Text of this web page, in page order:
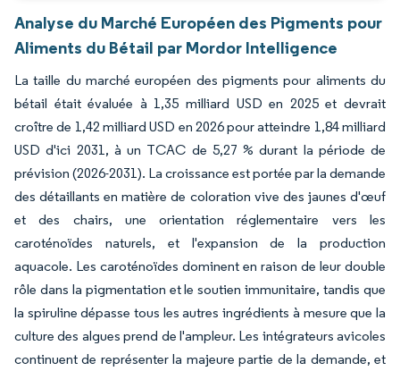
Analyse du Marché Européen des Pigments pour
Aliments du Bétail par Mordor Intelligence
La taille du marché européen des pigments pour aliments du
bétail était évaluée à 1,35 milliard USD en 2025 et devrait
croître de 1,42 milliard USD en 2026 pour atteindre 1,84 milliard
USD d'ici 2031, à un TCAC de 5,27 % durant la période de
prévision (2026-2031). La croissance est portée par la demande
des détaillants en matière de coloration vive des jaunes d'œuf
et des chairs, une orientation réglementaire vers les
caroténoïdes naturels, et l'expansion de la production
aquacole. Les caroténoïdes dominent en raison de leur double
rôle dans la pigmentation et le soutien immunitaire, tandis que
la spiruline dépasse tous les autres ingrédients à mesure que la
culture des algues prend de l'ampleur. Les intégrateurs avicoles
continuent de représenter la majeure partie de la demande, et